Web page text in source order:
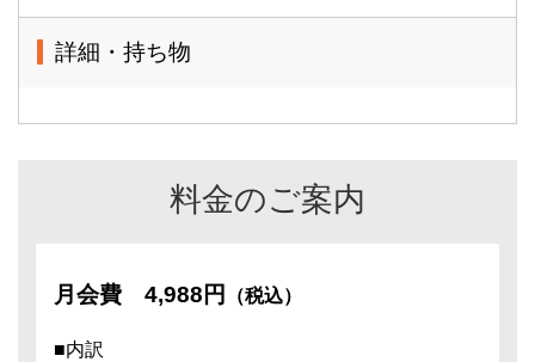
詳細・持ち物
料金のご案内
月会費 4,988円 （税込）
■内訳